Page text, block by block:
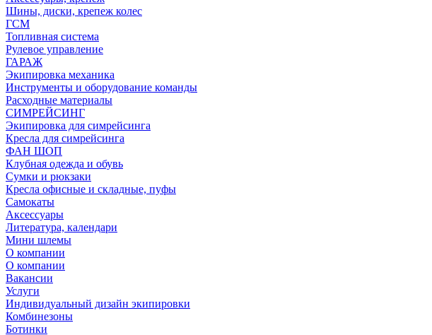
Шины, диски, крепеж колес
ГСМ
Топливная система
Рулевое управление
ГАРАЖ
Экипировка механика
Инструменты и оборудование команды
Расходные материалы
СИМРЕЙСИНГ
Экипировка для симрейсинга
Кресла для симрейсинга
ФАН ШОП
Клубная одежда и обувь
Сумки и рюкзаки
Кресла офисные и складные, пуфы
Самокаты
Аксессуары
Литература, календари
Мини шлемы
О компании
О компании
Вакансии
Услуги
Индивидуальный дизайн экипировки
Комбинезоны
Ботинки